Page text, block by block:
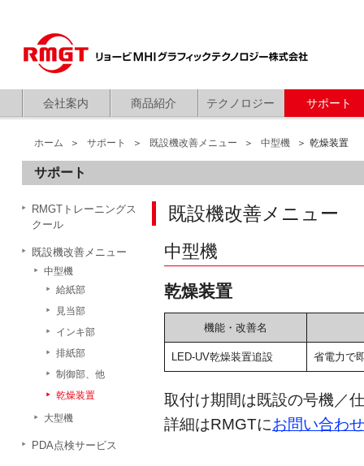
会社案内 商品紹介 テクノロジー サポート
ホーム サポート 既設機改善メニュー 中型機 乾燥装置
サポート
既設機改善メニュー
中型機
乾燥装置
機能・改善名
LED-UV乾燥装置追設 省電力で
取付け期間は既設の号機／
詳細はRMGTにお問い合わせ
RMGTトレーニングス
クール
既設機改善メニュー
中型機
給紙部
見当部
インキ部
排紙部
制御部、他
乾燥装置
大型機
PDA点検サービス